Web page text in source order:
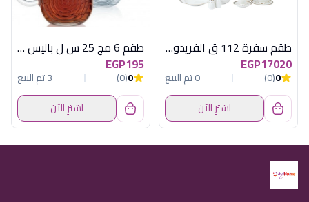
طقم سفرة 112 ق الفريدو MO-007
EGP17020
0
(0)
0 تم البيع
اشترِ الآن
طقم 6 مج 25 س ل باليس لومينارك اماراتي
EGP195
0
(0)
3 تم البيع
اشترِ الآن